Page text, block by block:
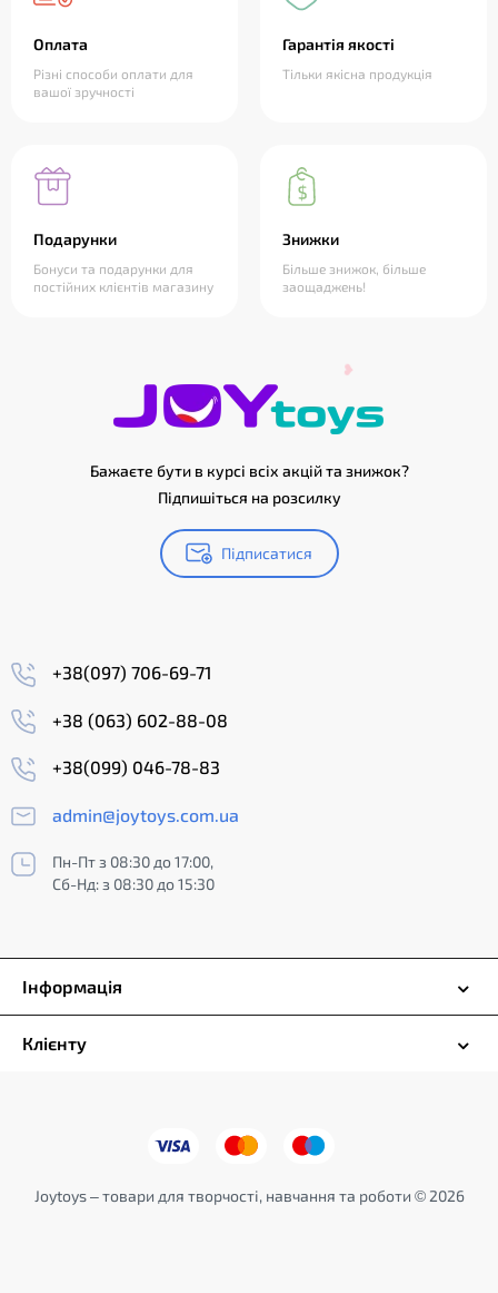
Оплата
Різні способи оплати для
вашої зручності
Гарантія якості
Тільки якісна продукція
Подарунки
Бонуси та подарунки для
постійних клієнтів магазину
Знижки
Більше знижок, більше
заощаджень!
Бажаєте бути в курсі всіх акцій та знижок?
Підпишіться на розсилку
Підписатися
+38(097) 706-69-71
+38 (063) 602-88-08
+38(099) 046-78-83
admin@joytoys.com.ua
Пн-Пт з 08:30 до 17:00,
Сб-Нд: з 08:30 до 15:30
Інформація
Клієнту
Joytoys – товари для творчості, навчання та роботи © 2026